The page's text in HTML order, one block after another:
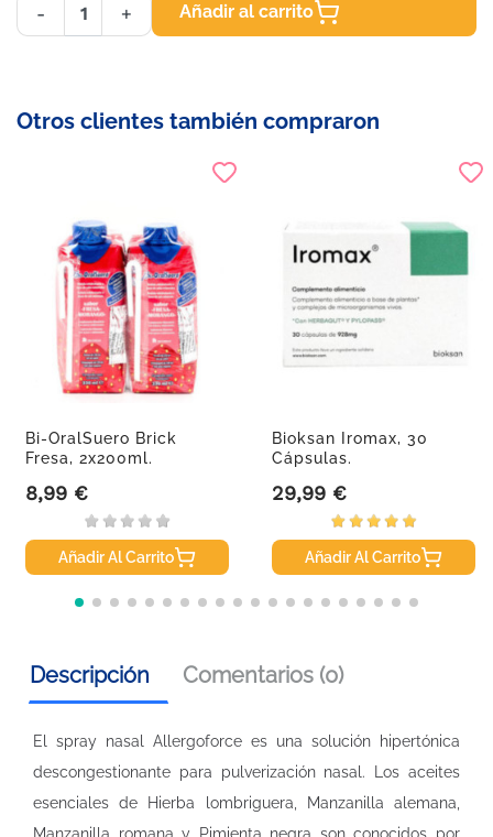
- + Añadir al carrito
Otros clientes también compraron
Bi-OralSuero Brick
Fresa, 2x200ml.
Precio
8,99 €
Añadir Al Carrito
Bioksan Iromax, 30
Cápsulas.
Precio
29,99 €
Añadir Al Carrito
Descripción Comentarios (0)
El spray nasal Allergoforce es una solución hipertónica
descongestionante para pulverización nasal. Los aceites
esenciales de Hierba lombriguera, Manzanilla alemana,